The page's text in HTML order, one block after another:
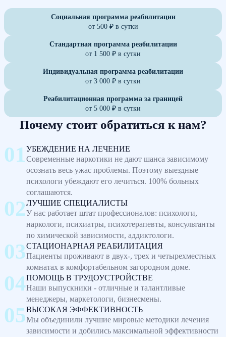
Социальная программа реабилитации
от 500 ₽ в сутки
Стандартная программа реабилитации
от 1 500 ₽ в сутки
Индивидуальная программа реабилитации
от 3 000 ₽ в сутки
Реабилитационная программа за границей
от 5 000 ₽ в сутки
Почему стоит обратиться к нам?
УБЕЖДЕНИЕ НА ЛЕЧЕНИЕ
Современные наркотики не дают шанса зависимому
осознать весь ужас проблемы. Поэтому выездные
психологи убеждают его лечиться. 100% больных
соглашаются.
ЛУЧШИЕ СПЕЦИАЛИСТЫ
У нас работает штат профессионалов: психологи,
наркологи, психиатры, психотерапевты, консультанты
по химической зависимости, аддиктологи.
СТАЦИОНАРНАЯ РЕАБИЛИТАЦИЯ
Пациенты проживают в двух-, трех и четырехместных
комнатах в комфортабельном загородном доме.
ПОМОЩЬ В ТРУДОУСТРОЙСТВЕ
Наши выпускники - отличные и талантливые
менеджеры, маркетологи, бизнесмены.
ВЫСОКАЯ ЭФФЕКТИВНОСТЬ
Мы объединили лучшие мировые методики лечения
зависимости и добились максимальной эффективности